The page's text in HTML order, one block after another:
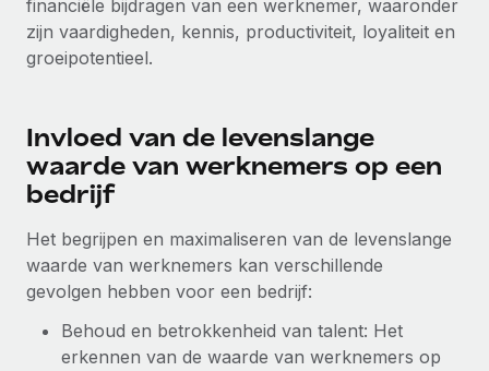
Zzp'ers internationaal onboarden en beheren
PEO
INFRASTRUCTUUR
Remote Embedded
HR naadloos in workflows integreren
Ingebouwde essentiële HR-functies voor je team
Verbinden
Nieuw
AI-tools koppelen aan Remote met onze MCP
GROEIFASE
bedrijven
Mid-market
Enterprise
Global HR voor grote bedrijven
WERK MET ONS SAMEN
Betalingscalculator voor zzp'ers
Ontdek valuta-opties en betaalsnelheden voor
internationale zzp'ers
LEREN MET REMOTE
Onderzoek en gidsen
HR-woordenlijst
Bibliotheek met functiebeschrijvingen
Nederlands
Deutsch
Español
Italiano
Português (Portugal)
日本語
Inloggen
financiële bijdragen van een werknemer, waaronder
zijn vaardigheden, kennis, productiviteit, loyaliteit en
groeipotentieel.
Invloed van de levenslange
waarde van werknemers op een
bedrijf
Het begrijpen en maximaliseren van de levenslange
waarde van werknemers kan verschillende
gevolgen hebben voor een bedrijf:
Behoud en betrokkenheid van talent: Het
erkennen van de waarde van werknemers op